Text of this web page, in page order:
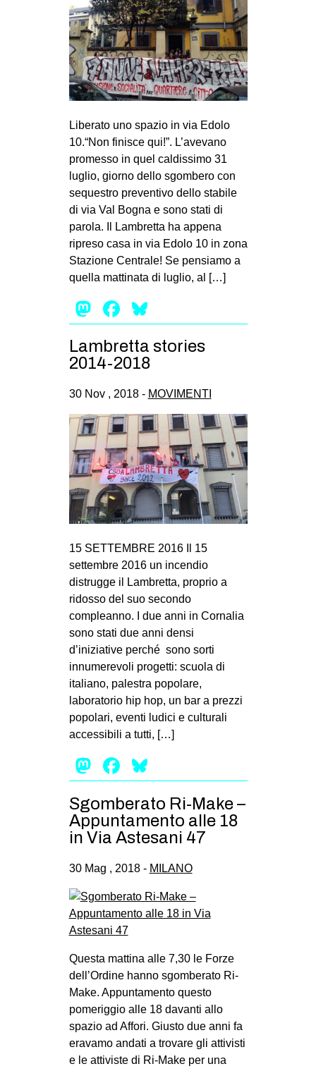
SEARCH
Liberato uno spazio in via Edolo
10.“Non finisce qui!”. L’avevano
promesso in quel caldissimo 31
luglio, giorno dello sgombero con
sequestro preventivo dello stabile
di via Val Bogna e sono stati di
parola. Il Lambretta ha appena
ripreso casa in via Edolo 10 in zona
Stazione Centrale! Se pensiamo a
quella mattinata di luglio, al […]
Mastodon
Facebook
Lambretta stories
2014-2018
30 Nov , 2018 - MOVIMENTI
15 SETTEMBRE 2016 Il 15
settembre 2016 un incendio
distrugge il Lambretta, proprio a
ridosso del suo secondo
compleanno. I due anni in Cornalia
sono stati due anni densi
d’iniziative perché sono sorti
innumerevoli progetti: scuola di
italiano, palestra popolare,
laboratorio hip hop, un bar a prezzi
popolari, eventi ludici e culturali
accessibili a tutti, […]
Mastodon
Facebook
Sgomberato Ri-Make –
Appuntamento alle 18
in Via Astesani 47
30 Mag , 2018 - MILANO
Questa mattina alle 7,30 le Forze
dell’Ordine hanno sgomberato Ri-
Make. Appuntamento questo
pomeriggio alle 18 davanti allo
spazio ad Affori. Giusto due anni fa
eravamo andati a trovare gli attivisti
e le attiviste di Ri-Make per una